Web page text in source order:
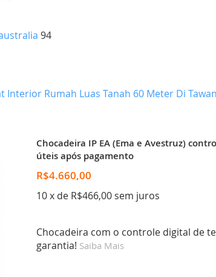
94
Interior Rumah Luas Tanah 60 Meter Di
Chocadeira IP EA (Ema e Avestruz)
úteis após pagamento
R$4.660,00
10 x de R$466,00 sem juros
Chocadeira com o controle digital de
garantia! Saiba Mais